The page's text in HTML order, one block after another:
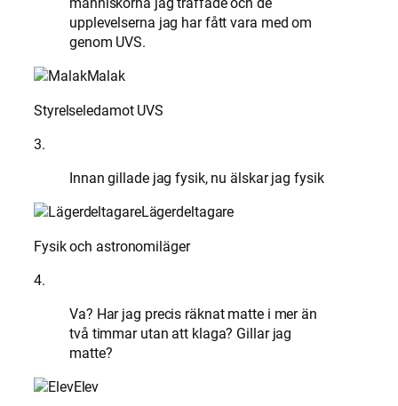
upplevelserna jag har fått vara med om
genom UVS.
Malak
Styrelseledamot UVS
3.
Innan gillade jag fysik, nu älskar jag fysik
Lägerdeltagare
Fysik och astronomiläger
4.
Va? Har jag precis räknat matte i mer än
två timmar utan att klaga? Gillar jag
matte?
Elev